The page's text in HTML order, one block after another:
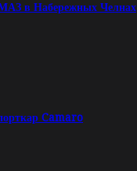
в Набережных Челнах
Camaro